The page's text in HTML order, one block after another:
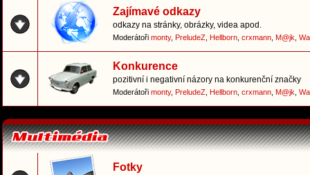
Zajímavé odkazy
odkazy na stránky, obrázky, videa apod.
Moderátoři monty, PreludeZ Hellborn crxmann M@jk
Konkurence
pozitivní i negativní názory na konkurenční značky
Moderátoři monty, PreludeZ Hellborn crxmann M@jk
Fotky